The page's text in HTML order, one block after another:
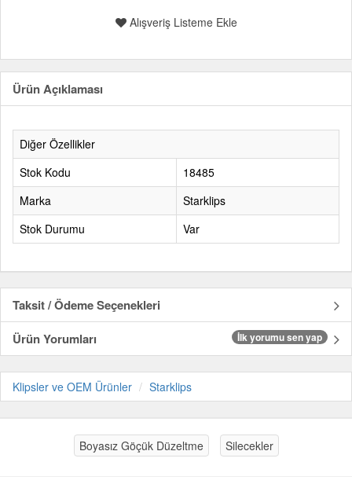
Alışveriş Listeme Ekle
Ürün Açıklaması
Diğer Özellikler
Stok Kodu
18485
Marka
Starklips
Stok Durumu
Var
Taksit / Ödeme Seçenekleri
Ürün Yorumları
İlk yorumu sen yap
Klipsler ve OEM Ürünler Starklips
Boyasız Göçük Düzeltme Silecekler